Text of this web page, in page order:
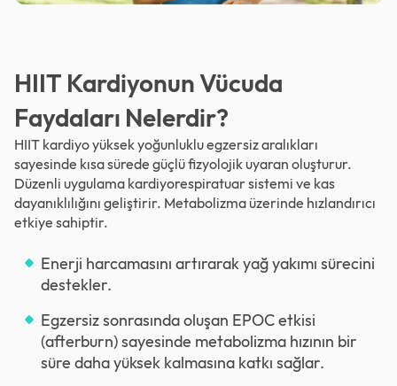
HIIT Kardiyonun Vücuda
Faydaları Nelerdir?
HIIT kardiyo yüksek yoğunluklu egzersiz aralıkları
sayesinde kısa sürede güçlü fizyolojik uyaran oluşturur.
Düzenli uygulama kardiyorespiratuar sistemi ve kas
dayanıklılığını geliştirir. Metabolizma üzerinde hızlandırıcı
etkiye sahiptir.
Enerji harcamasını artırarak yağ yakımı sürecini
destekler.
Egzersiz sonrasında oluşan EPOC etkisi
(afterburn) sayesinde metabolizma hızının bir
süre daha yüksek kalmasına katkı sağlar.